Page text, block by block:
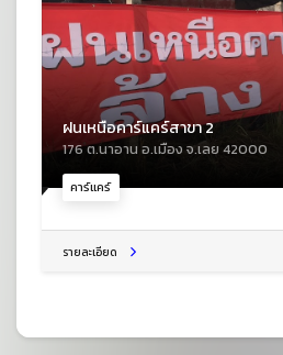
คาร์แคร์
ฝนเหนือคาร์แคร์สาขา 2
176 ต.นาอาน อ.เมือง จ.เลย 42000
รายละเอียด